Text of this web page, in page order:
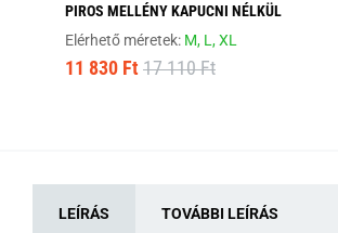
PIROS MELLÉNY KAPUCNI NÉLKÜL
Elérhető méretek: M, L,XL
11 830 Ft 17 110 Ft
LEÍRÁS TOVÁBBI LEÍRÁS